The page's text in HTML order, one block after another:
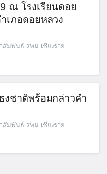
ณ โรงเรียนดอย
เภอดอยหลวง
สัมพันธ์ สพม.เชียงราย
งชาติพร้อมกล่าวคำ
สัมพันธ์ สพม.เชียงราย